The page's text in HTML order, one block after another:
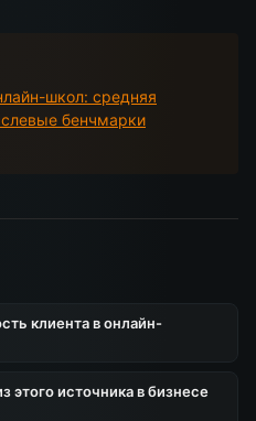
школ: средняя
бенчмарки
клиента в онлайн-
этого источника в бизнесе